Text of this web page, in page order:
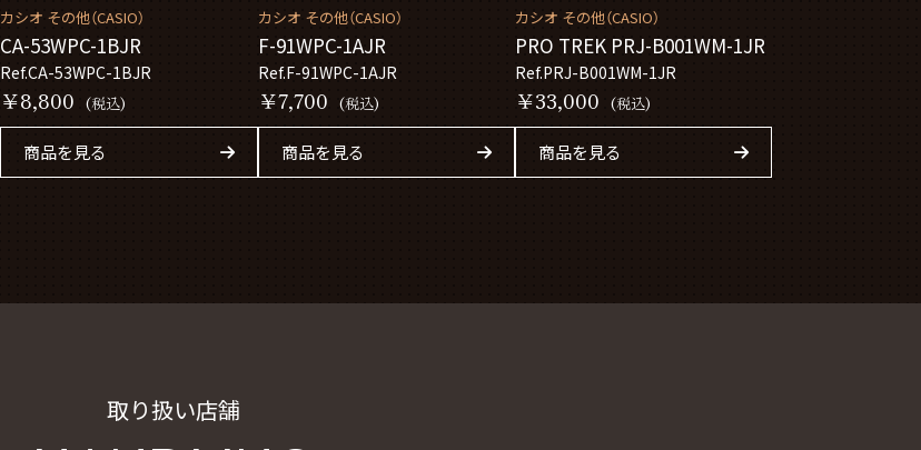
カシオ その他（CASIO）
CA-53WPC-1BJR
Ref.CA-53WPC-1BJR
￥8,800 (税込)
商品を見る
カシオ その他（CASIO）
F-91WPC-1AJR
Ref.F-91WPC-1AJR
￥7,700 (税込)
商品を見る
カシオ その他（CASIO）
PRO TREK PRJ-B001WM-1JR
Ref.PRJ-B001WM-1JR
￥33,000 (税込)
商品を見る
取り扱い店舗